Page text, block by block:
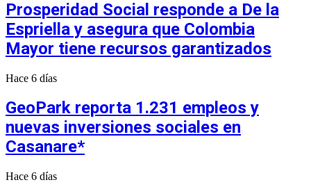
Prosperidad Social responde a De la
Espriella y asegura que Colombia
Mayor tiene recursos garantizados
Hace 6 días
GeoPark reporta 1.231 empleos y
nuevas inversiones sociales en
Casanare*
Hace 6 días